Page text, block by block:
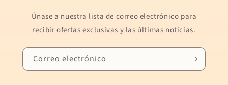
Únase a nuestra lista de correo electrónico para
recibir ofertas exclusivas y las últimas noticias.
Correo electrónico